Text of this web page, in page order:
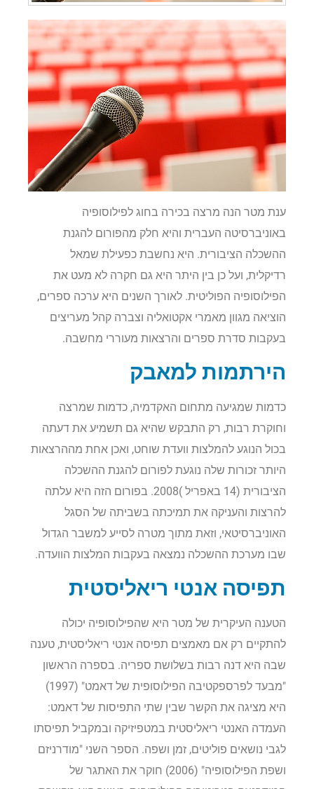
ענת מטר הנה מרצה בכירה בחוג לפילוסופיה
באוניברסיטה העברית והיא חלק מהפורום להגנת
ההשכלה הציבורית. היא נחשבת כפעילת שמאל
רדיקלית, ועל כן בין היתר היא גם חקרה לא מעט את
הפילוסופיה הפוליטית. לאורך השנים היא ערכה ספרים,
הוציאה מגוון מאמרי אקטואליה וצברה קהל מעריצים
בעקבות סדרת ספרים והרצאות מעוררי מחשבה.
הירתמות למאבק
כדמות שמגיעה מתחום האקדמיה, כדמות שמרצה
וחוקרת רבות, רק התבקש שהיא גם תשמיע את דעתה
בכול הנוגע להמלצות וועדת שוחט, ואכן אחת מההרצאות
היותר זכורות שלה נוגעת לפורום להגנת ההשכלה
הציבורית (14 באפריל )2008. בפורום הזה היא עלתה
להרצות והעניקה את תמיכתה בשביתה של הסגל
האוניברסיטאי, וזאת מתוך מטרה לסייע למשבר הגדול
שבו מערכת ההשכלה נמצאה בעקבות המלצות הוועדה.
תפיסה אנטי ריאליסטית
הטענה העיקרית של מטר היא שהפילוסופיה יכולה
להתקיים רק אם מאמצים תפיסה אנטי ריאליסטית, טענה
שבה היא דנה רבות בשלושת ספריה. בספרה הראשון
"מבעד לפרספקטיבה הפילוסופית של דאמט" (1997)
היא מציגה את הקשר שבין שתי התפיסות של דאמט:
העמדה האנטי ריאליסטית במטפיזיקה ובמקביל תפיסתו
לגבי נושאים פוליטים, זמן ושפה. הספר השני "מודרניזם
ושפת הפילוסופיה" (2006) חוקר את האתגר של